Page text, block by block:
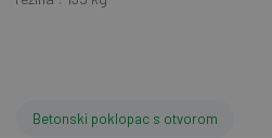
Betonski poklopac s otvorom